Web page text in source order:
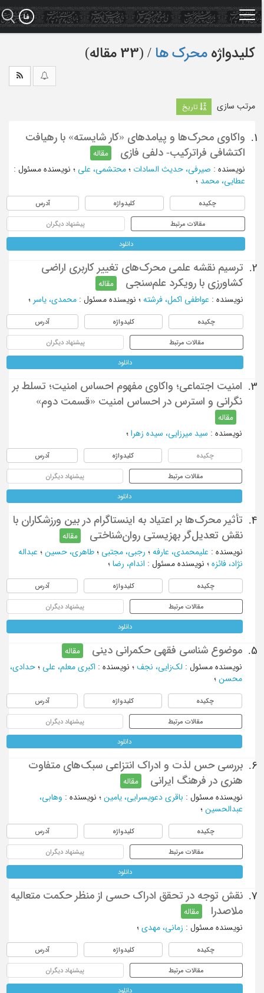
کلیدواژه محرک ها ‏/ (33 مقاله)
مرتب سازی تاریخ
1.
واکاوی محرک‌ها و پیامدهای «کار شایسته» با رهیافت
اکتشافی فراترکیب- دلفی فازی
مقاله
نویسنده: صیرفی، حدیث السادات؛ محتشمی، علی ؛ نویسنده مسئول :
عطایی، محمد؛
چکیده کلیدواژه آدرس
مقالات مرتبط پیشنهاد دیگران
دانلود
2.
ترسیم نقشه علمی محرک‌های تغییر کاربری اراضی
کشاورزی با رویکرد علم‌سنجی
مقاله
نویسنده: عواطفی اکمل، فرشته؛ نویسنده مسئول : محمدی، یاسر؛
چکیده کلیدواژه آدرس
مقالات مرتبط پیشنهاد دیگران
دانلود
3.
امنیت اجتماعی؛ واکاوی مفهوم احساس امنیت؛ تسلط بر
نگرانی و استرس در احساس امنیت «قسمت دوم»
مقاله
نویسنده: سید میرزایی، سیده زهرا ؛
چکیده کلیدواژه آدرس
مقالات مرتبط پیشنهاد دیگران
دانلود
4.
تأثیر محرک‌ها بر اعتیاد به اینستاگرام در بین ورزشکاران با
نقش تعدیل‌گر بهزیستی روان‌شناختی
مقاله
نویسنده: علیمحمدی، عارفه؛ رجبی، مجتبی ؛ طاهری، حسین؛ عبداله
نژاد، فائزه؛ نویسنده مسئول : اندام، رضا؛
چکیده کلیدواژه آدرس
مقالات مرتبط پیشنهاد دیگران
دانلود
5. موضوع شناسی فقهی حکمرانی دینی
مقاله
نویسنده مسئول : لک‌زایی، نجف؛ نویسنده: اکبری معلم، علی ؛ حدادی،
محسن؛
چکیده کلیدواژه آدرس
مقالات مرتبط پیشنهاد دیگران
دانلود
6.
بررسی حس لذت و ادراک انتزاعی سبک‌های متفاوت
هنری در فرهنگ ایرانی
مقاله
نویسنده مسئول : باقری دعویسرایی، یامین؛ نویسنده: وهابی،
عبدالحسین؛
چکیده کلیدواژه آدرس
مقالات مرتبط پیشنهاد دیگران
دانلود
7.
نقش توجه در تحقق ادراک حسی از منظر حکمت متعالیه
ملاصدرا
مقاله
نویسنده مسئول : زمانی، مهدی؛
چکیده کلیدواژه آدرس
مقالات مرتبط پیشنهاد دیگران
دانلود